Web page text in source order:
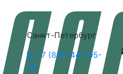
Санкт-Петербург
+7 (812) 447-95-
55